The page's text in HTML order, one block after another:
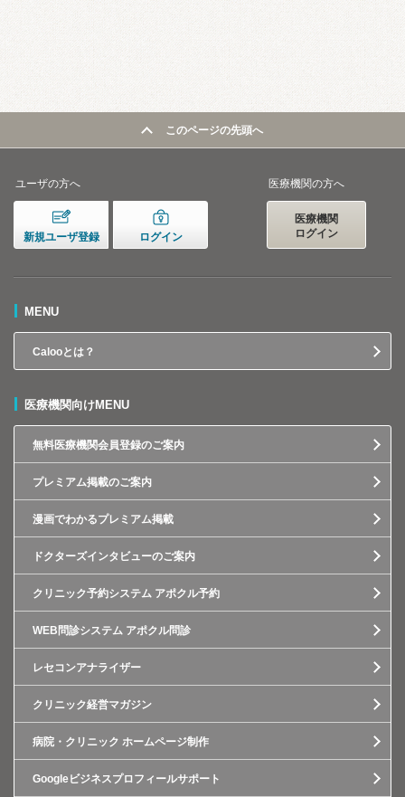
このページの先頭へ
ユーザの方へ
新規ユーザ登録 ログイン
医療機関の方へ
医療機関
ログイン
MENU
Calooとは？
医療機関向けMENU
無料医療機関会員登録のご案内
プレミアム掲載のご案内
漫画でわかるプレミアム掲載
ドクターズインタビューのご案内
クリニック予約システム アポクル予約
WEB問診システム アポクル問診
レセコンアナライザー
クリニック経営マガジン
病院・クリニック ホームページ制作
Googleビジネスプロフィールサポート